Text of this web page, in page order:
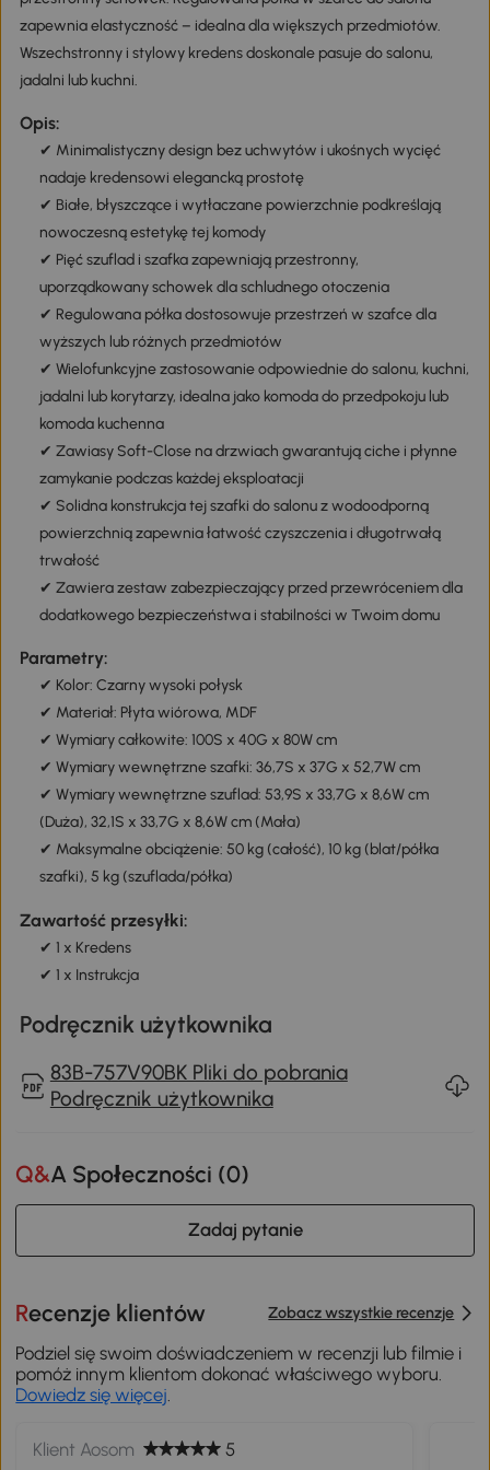
HOMCOM. Bezuchwytowy design i biała, błyszcząca
powierzchnia emanują elegancją. Pięć szuflad i szafka oferują
przestronny schowek. Regulowana półka w szafce do salonu
Wszechstronny i stylowy kredens doskonale pasuje do salonu,
jadalni lub kuchni.
Opis:
✔ Minimalistyczny design bez uchwytów i ukośnych wycięć
nadaje kredensowi elegancką prostotę
✔ Białe, błyszczące i wytłaczane powierzchnie podkreślają
nowoczesną estetykę tej komody
✔ Pięć szuflad i szafka zapewniają przestronny,
uporządkowany schowek dla schludnego otoczenia
✔ Regulowana półka dostosowuje przestrzeń w szafce dla
wyższych lub różnych przedmiotów
✔ Wielofunkcyjne zastosowanie odpowiednie do salonu, kuchni,
jadalni lub korytarzy, idealna jako komoda do przedpokoju lub
komoda kuchenna
✔ Zawiasy Soft-Close na drzwiach gwarantują ciche i płynne
zamykanie podczas każdej eksploatacji
✔ Solidna konstrukcja tej szafki do salonu z wodoodporną
powierzchnią zapewnia łatwość czyszczenia i długotrwałą
✔ Zawiera zestaw zabezpieczający przed przewróceniem dla
dodatkowego bezpieczeństwa i stabilności w Twoim domu
Parametry:
✔ Kolor: Czarny wysoki połysk
✔ Materiał: Płyta wiórowa, MDF
✔ Wymiary całkowite: 100S x 40G x 80W cm
✔ Wymiary wewnętrzne szafki: 36,7S x 37G x 52,7W cm
✔ Wymiary wewnętrzne szuflad: 53,9S x 33,7G x 8,6W cm
✔ Maksymalne obciążenie: 50 kg (całość), 10 kg (blat/półka
szafki), 5 kg (szuflada/półka)
✔ 1 x Kredens
Podręcznik użytkownika
Podręcznik użytkownika
Q&A Społeczności (0)
Zadaj pytanie
Recenzje klientów Zobacz wszystkie recenzje
pomóż innym klientom dokonać właściwego wyboru.
Osobiste zniżki dla Ciebie
596,90zł 566,90zł
Pobierz teraz